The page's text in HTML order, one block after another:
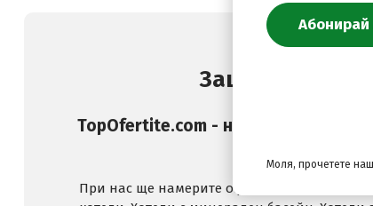
Защо да
TopOfertite.com - най-предпочитан
При нас ще намерите оферти за
Моля, прочетете